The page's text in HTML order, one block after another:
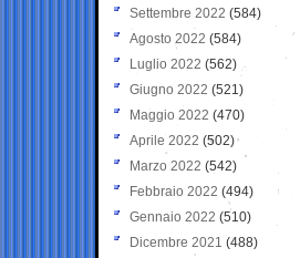
Settembre 2022 (584)
Agosto 2022 (584)
Luglio 2022 (562)
Giugno 2022 (521)
Maggio 2022 (470)
Aprile 2022 (502)
Marzo 2022 (542)
Febbraio 2022 (494)
Gennaio 2022 (510)
Dicembre 2021 (488)